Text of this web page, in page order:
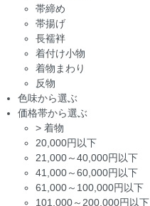
帯締め
帯揚げ
長襦袢
着付け小物
着物まわり
反物
色味から選ぶ
価格帯から選ぶ
> 着物
20,000円以下
21,000～40,000円以下
41,000～60,000円以下
61,000～100,000円以下
101,000～200,000円以下